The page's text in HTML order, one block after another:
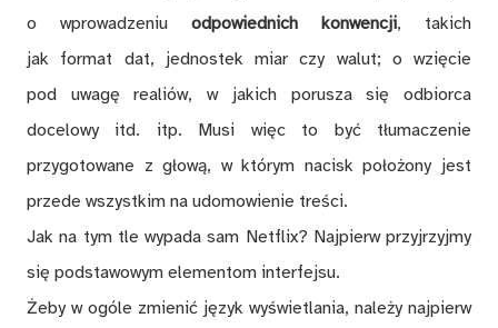
o wprowadzeniu odpowiednich konwencji, takich
jak format dat, jednostek miar czy walut; o wzięcie
pod uwagę realiów, w jakich porusza się odbiorca
docelowy itd. itp. Musi więc to być tłumaczenie
przygotowane z głową, w którym nacisk położony jest
przede wszystkim na udomowienie treści.
Jak na tym tle wypada sam Netflix? Najpierw przyjrzyjmy
się podstawowym elementom interfejsu.
Żeby w ogóle zmienić język wyświetlania, należy najpierw